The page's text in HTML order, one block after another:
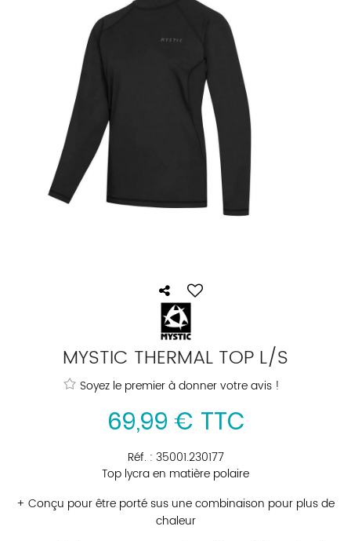
MYSTIC THERMAL TOP L/S
Soyez le premier à donner votre avis !
69,99 € TTC
Réf. : 35001.230177
Top lycra en matière polaire
+ Conçu pour être porté sus une combinaison pour plus de
chaleur